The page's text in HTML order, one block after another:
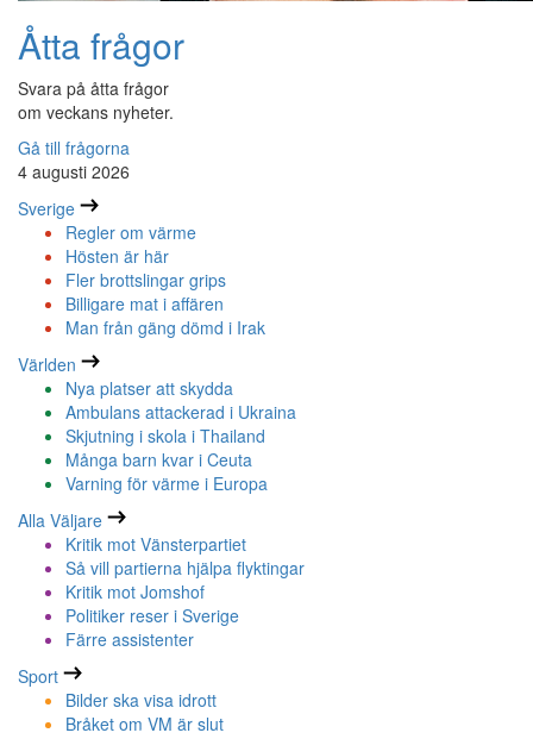
Åtta frågor
Svara på åtta frågor
om veckans nyheter.
Gå till frågorna
4 augusti 2026
Sverige
Regler om värme
Hösten är här
Fler brottslingar grips
Billigare mat i affären
Man från gäng dömd i Irak
Världen
Nya platser att skydda
Ambulans attackerad i Ukraina
Skjutning i skola i Thailand
Många barn kvar i Ceuta
Varning för värme i Europa
Alla Väljare
Kritik mot Vänsterpartiet
Så vill partierna hjälpa flyktingar
Kritik mot Jomshof
Politiker reser i Sverige
Färre assistenter
Sport
Bilder ska visa idrott
Bråket om VM är slut